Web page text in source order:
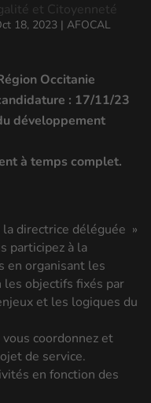
et Citoyenneté
18, 2023 | AFOCAL
Occitanie
: 17/11/23
développement
à temps complet.
directrice déléguée »
participez à la
en organisant les
objectifs fixés par
et les logiques du
coordonnez et
de service.
en fonction des